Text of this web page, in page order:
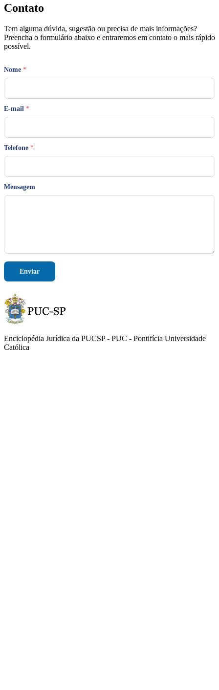
Contato
Tem alguma dúvida, sugestão ou precisa de mais informações?
Preencha o formulário abaixo e entraremos em contato o mais rápido
possível.
Nome *
*
e
*
E-mail *
Telefone *
Mensagem
Enviar
Enciclopédia Jurídica da PUCSP - PUC - Pontifícia Universidade
Católica